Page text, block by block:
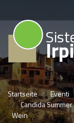
Startseite
Eventi
Candida
Wein